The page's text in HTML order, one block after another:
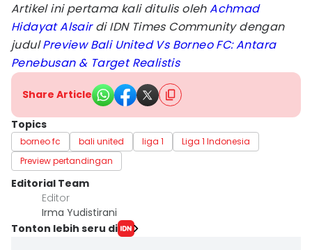
Artikel ini pertama kali ditulis olehAchmad
Hidayat Alsairdi IDN Times Community dengan
judulPreview Bali United Vs Borneo FC: Antara
Penebusan & Target Realistis
Share Article
Topics
borneo fc bali united liga 1
Liga 1 Indonesia
Preview pertandingan
Editorial Team
Editor
Irma Yudistirani
Tonton lebih seru di